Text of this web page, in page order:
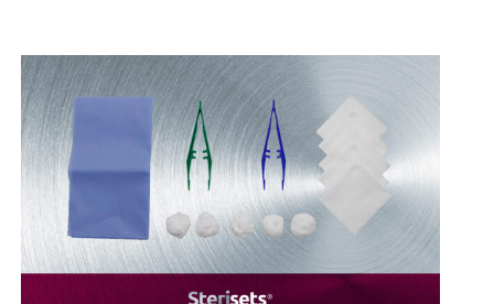
Quiénes somos
Documentos
Nuestros productos